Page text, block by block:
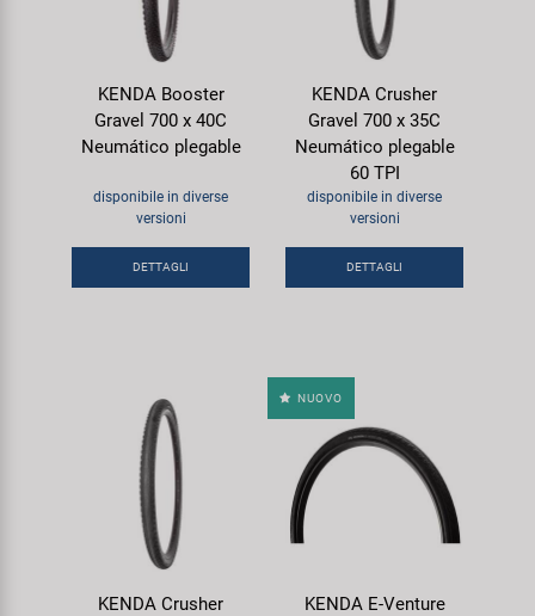
KENDA Booster
Gravel 700 x 40C
Neumático plegable
disponibile in diverse
versioni
DETTAGLI
KENDA Crusher
Gravel 700 x 35C
Neumático plegable
60 TPI
disponibile in diverse
versioni
DETTAGLI
KENDA Crusher
NUOVO
KENDA E-Venture